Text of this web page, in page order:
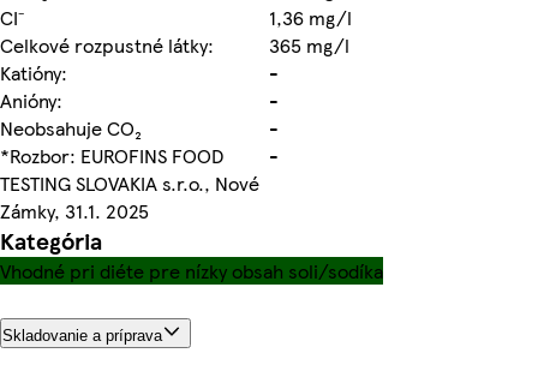
CI⁻
1,36 mg/l
Celkové rozpustné látky:
365 mg/l
Katióny:
-
Anióny:
-
Neobsahuje CO₂
-
*Rozbor: EUROFINS FOOD
TESTING SLOVAKIA s.r.o., Nové
Zámky, 31.1. 2025
-
Kategória
Vhodné pri diéte pre nízky obsah soli/sodíka
Skladovanie a príprava